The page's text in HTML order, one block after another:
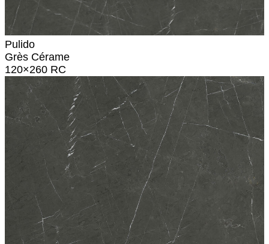
Pulido
Grès Cérame
120×260 RC